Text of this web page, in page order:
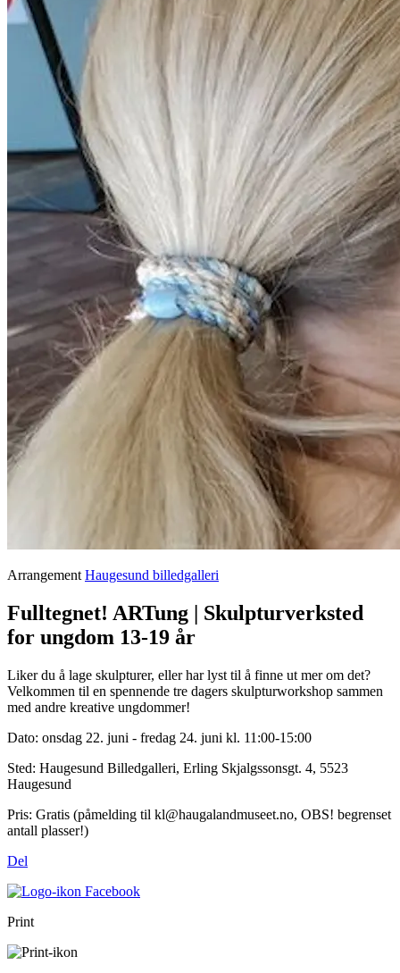
Arrangement Haugesund billedgalleri
Fulltegnet! ARTung | Skulpturverksted
for ungdom 13-19 år
Liker du å lage skulpturer, eller har lyst til å finne ut mer om det?
Velkommen til en spennende tre dagers skulpturworkshop sammen
med andre kreative ungdommer!
Dato: onsdag 22. juni - fredag 24. juni kl. 11:00-15:00
Sted: Haugesund Billedgalleri, Erling Skjalgssonsgt. 4, 5523
Haugesund
Pris: Gratis (påmelding til kl@haugalandmuseet.no, OBS! begrenset
antall plasser!)
Del
Print